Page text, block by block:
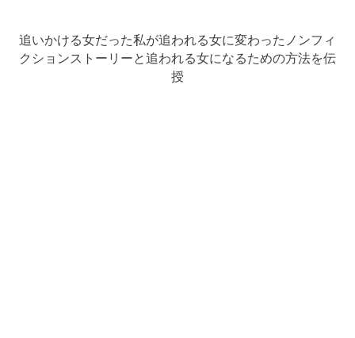
追いかける女だった私が追われる女に変わったノンフィ
クションストーリーと追われる女になるための方法を伝
授